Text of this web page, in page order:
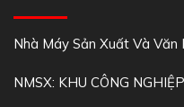
Nhà Máy Sản Xuất Và
NMSX: KHU CÔNG